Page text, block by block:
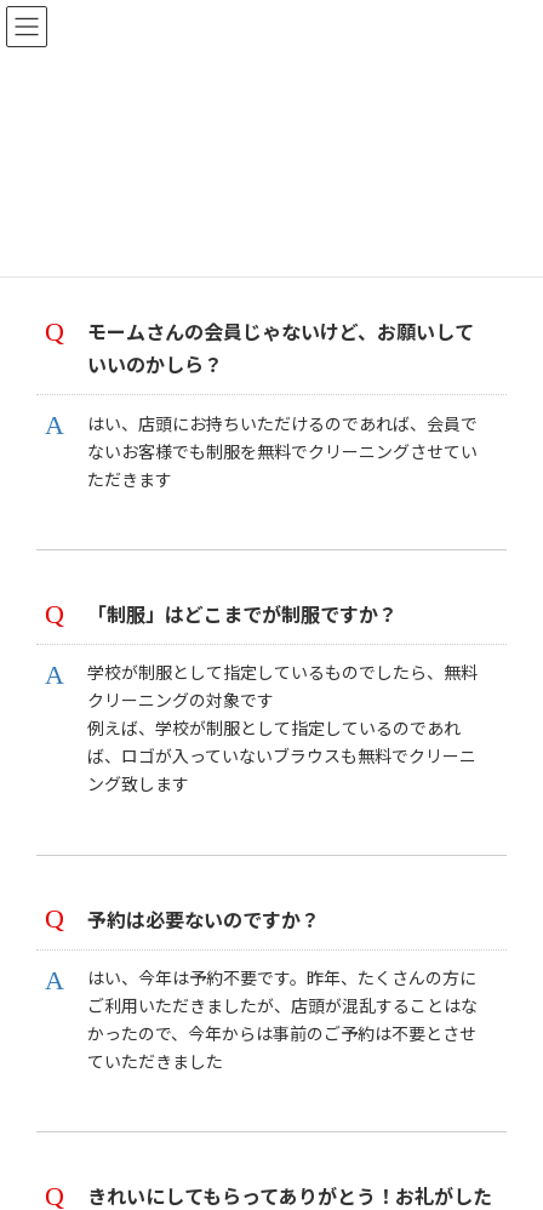
コ
ン
ナ
ビ
モームさんの会員じゃないけど、お願いして
いいのかしら？
はい、店頭にお持ちいただけるのであれば、会員で
ないお客様でも制服を無料でクリーニングさせてい
ただきます
「制服」はどこまでが制服ですか？
学校が制服として指定しているものでしたら、無料
クリーニングの対象です
例えば、学校が制服として指定しているのであれ
ば、ロゴが入っていないブラウスも無料でクリーニ
ング致します
予約は必要ないのですか？
はい、今年は予約不要です。昨年、たくさんの方に
ご利用いただきましたが、店頭が混乱することはな
かったので、今年からは事前のご予約は不要とさせ
ていただきました
きれいにしてもらってありがとう！お礼がした